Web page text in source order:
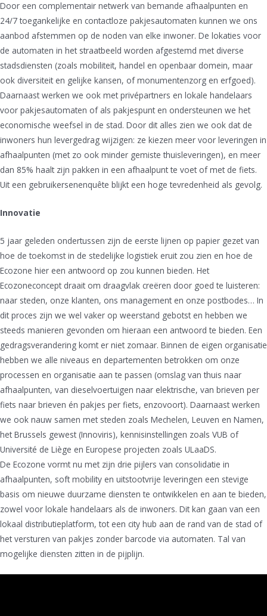
Door een complementair netwerk van bemande afhaalpunten en
24/7 toegankelijke en contactloze pakjesautomaten kunnen we ons
aanbod afstemmen op de noden van elke inwoner. De lokaties voor
de automaten in het straatbeeld worden afgestemd met diverse
stadsdiensten (zoals mobiliteit, handel en openbaar domein, maar
ook diversiteit en gelijke kansen, of monumentenzorg en erfgoed).
Daarnaast werken we ook met privépartners en lokale handelaars
voor pakjesautomaten of als pakjespunt en ondersteunen we het
economische weefsel in de stad. Door dit alles zien we ook dat de
inwoners hun levergedrag wijzigen: ze kiezen meer voor leveringen in
afhaalpunten (met zo ook minder gemiste thuisleveringen), en meer
dan 85% haalt zijn pakken in een afhaalpunt te voet of met de fiets.
Uit een gebruikersenenquête blijkt een hoge tevredenheid als gevolg.
Innovatie
5 jaar geleden ondertussen zijn de eerste lijnen op papier gezet van
hoe de toekomst in de stedelijke logistiek eruit zou zien en hoe de
Ecozone hier een antwoord op zou kunnen bieden. Het
Ecozoneconcept draait om draagvlak creëren door goed te luisteren:
naar steden, onze klanten, ons management en onze postbodes… In
dit proces zijn we wel vaker op weerstand gebotst en hebben we
steeds manieren gevonden om hieraan een antwoord te bieden. Een
gedragsverandering komt er niet zomaar. Binnen de eigen organisatie
hebben we alle niveaus en departementen betrokken om onze
processen en organisatie aan te passen (omslag van thuis naar
afhaalpunten, van dieselvoertuigen naar elektrische, van brieven per
fiets naar brieven én pakjes per fiets, enzovoort). Daarnaast werken
we ook nauw samen met steden zoals Mechelen, Leuven en Namen,
het Brussels gewest (Innoviris), kennisinstellingen zoals VUB of
Université de Liège en Europese projecten zoals ULaaDS.
De Ecozone vormt nu met zijn drie pijlers van consolidatie in
afhaalpunten, soft mobility en uitstootvrije leveringen een stevige
basis om nieuwe duurzame diensten te ontwikkelen en aan te bieden,
zowel voor lokale handelaars als de inwoners. Dit kan gaan van een
lokaal distributieplatform, tot een city hub aan de rand van de stad of
het versturen van pakjes zonder barcode via automaten. Tal van
mogelijke diensten zitten in de pijplijn.